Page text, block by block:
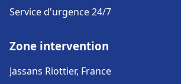
Service d'urgence 24/7
Zone intervention
Jassans Riottier, France